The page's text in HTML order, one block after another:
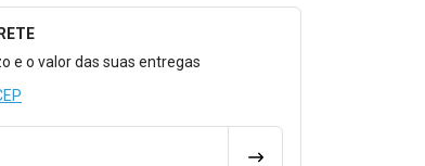
Calcular o Frete
e o valor das suas entregas
CALCULAR FRETE